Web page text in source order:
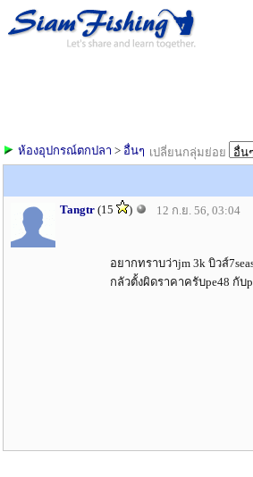
เปลี่ยนกลุ่มย่อย
ห้องอุปกรณ์ตกปลา > อื่นๆ
Tangtr (15 ) 12 ก.ย. 56, 03:04
อยากทราบว่าjm 3k บิวส์
กลัวตั้งผิดราคาครับpe48 กั